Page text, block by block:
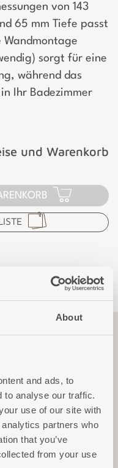
About
and ads, to
to analyse our traffic.
use of our site with
partners who
that you’ve
from your use
von 143
65 mm Tiefe passt
Wandmontage
sorgt für eine
während das
Ihr Badezimmer
und Warenkorb